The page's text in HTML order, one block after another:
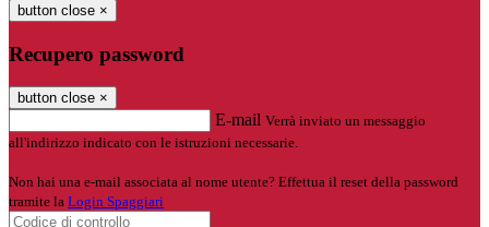
button close ×
Recupero password
button close ×
E-mail Verrà inviato un messaggio
all'indirizzo indicato con le istruzioni necessarie.
Non hai una e-mail associata al nome utente? Effettua il reset della password
tramite la Login Spaggiari